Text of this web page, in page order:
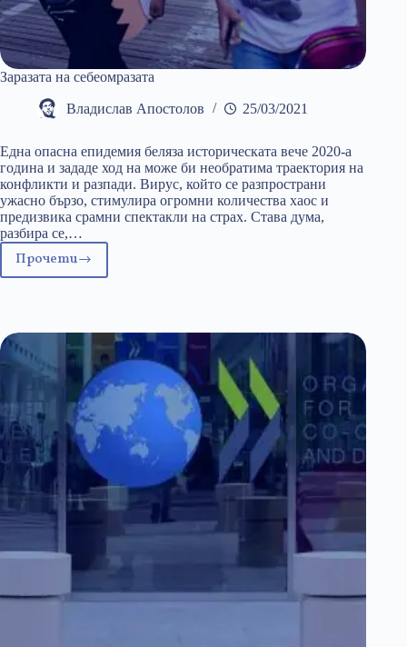
Заразата на себеомразата
Владислав Апостолов 25/03/2021
Една опасна епидемия беляза историческата вече 2020-а
година и зададе ход на може би необратима траектория на
конфликти и разпади. Вирус, който се разпространи
ужасно бързо, стимулира огромни количества хаос и
предизвика срамни спектакли на страх. Става дума,
разбира се,…
ПрочетиЗаразата